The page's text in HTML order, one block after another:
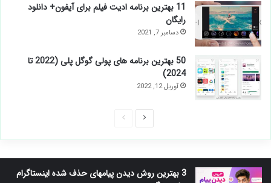
11 بهترین برنامه ادیت فیلم برای آیفون+ دانلود
رایگان
دسامبر 7, 2021
50 بهترین برنامه های پولی گوگل پلی (2022 تا
2024)
آوریل 12, 2022
صفحه
صفحه
3 بهترین روش دیدن پیامهای حذف شده اینستاگرام